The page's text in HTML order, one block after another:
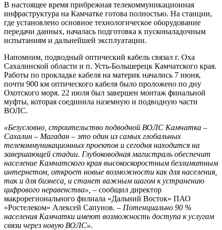
В настоящее время прибрежная телекоммуникационная
инфраструктура на Камчатке готова полностью. На станции,
где установлено основное технологическое оборудование
передачи данных, началась подготовка к пусконаладочным
испытаниям и дальнейшей эксплуатации.
Напомним, подводный оптический кабель связал г. Оха
Сахалинской области и п. Усть-Большерецк Камчатского края.
Работы по прокладке кабеля на материк начались 7 июня,
почти 900 км оптического кабеля было проложено по дну
Охотского моря. 22 июля был завершен монтаж финальной
муфты, которая соединила наземную и подводную части
ВОЛС.
«Безусловно, строительство подводной ВОЛС Камчатка –
Сахалин – Магадан – это один из самых глобальных
телекоммуникационных проектов и сегодня находится на
завершающей стадии. Глубоководная магистраль обеспечит
население Камчатского края высокоскоростным безлимитным
интернетом, откроет новые возможности как для населения,
так и для бизнеса, и станет важным шагом к устранению
цифрового неравенства», – сообщил директор
макрорегионального филиала «Дальний Восток» ПАО
«Ростелеком» Алексей Сапунов. – Потенциально 90 %
населения Камчатки имеют возможность доступа к услугам
связи через новую ВОЛС».